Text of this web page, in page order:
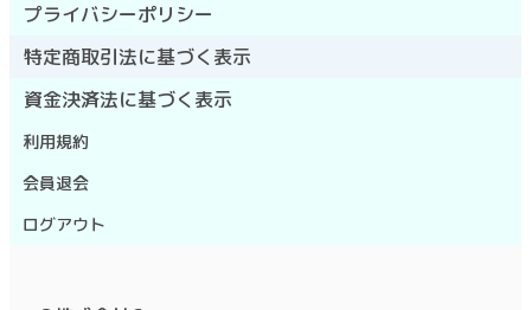
プライバシーポリシー
特定商取引法に基づく表示
資金決済法に基づく表示
利用規約
会員退会
ログアウト